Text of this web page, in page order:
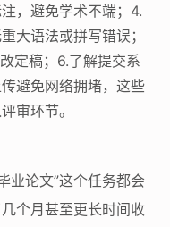
，避免学术不端；4.
大语法或拼写错误；
定稿；6.了解提交系
避免网络拥堵，这些
审环节。
业论文”这个任务都会
个月甚至更长时间收